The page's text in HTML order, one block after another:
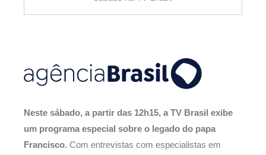
Neste sábado, a partir das 12h15, a TV Brasil exibe
um programa especial sobre o legado do papa
Francisco. Com entrevistas com especialistas em